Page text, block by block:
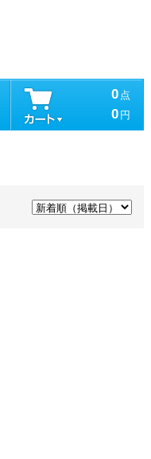
0 点
0 円